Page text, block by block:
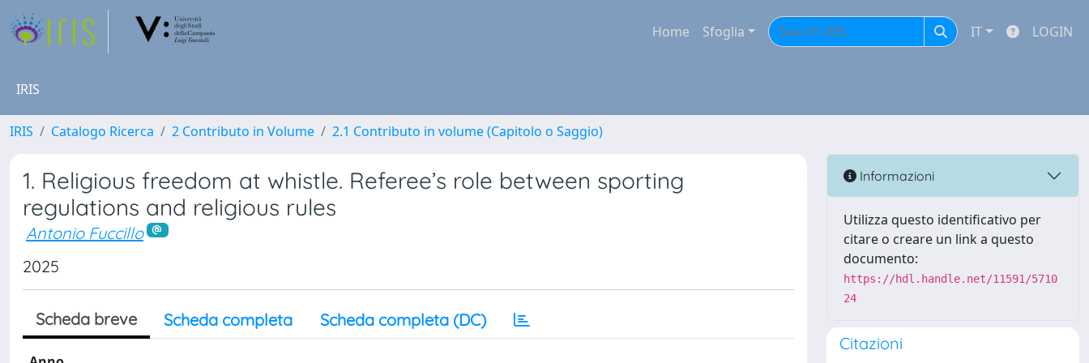
Home Sfoglia IT LOGIN
IRIS
IRIS Catalogo Ricerca 2 Contributo in Volume 2.1 Contributo in volume (Capitolo o Saggio)
1. Religious freedom at whistle. Referee’s role between sporting
regulations and religious rules
Antonio Fuccillo
2025
Scheda breve Scheda completa Scheda completa (DC)
Informazioni
Utilizza questo identificativo per
citare o creare un link a questo
documento:
https://hdl.handle.net/11591/5710
24
Citazioni